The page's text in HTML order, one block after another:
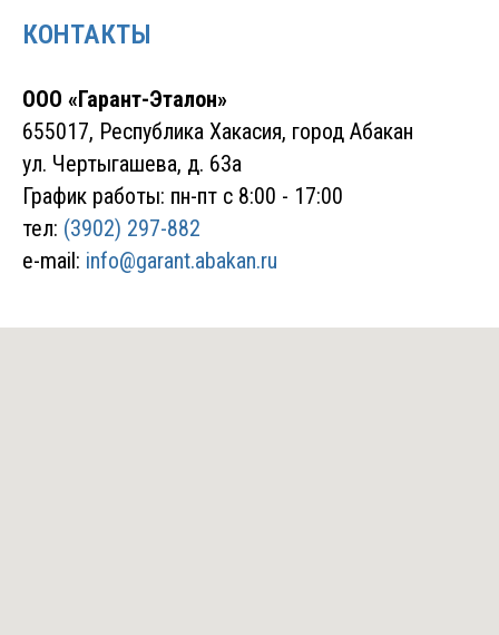
КОНТАКТЫ
ООО «Гарант-Эталон»
655017, Республика Хакасия, город Абакан
ул. Чертыгашева, д. 63а
График работы: пн-пт с 8:00 - 17:00
тел: (3902) 297-882
e-mail: info@garant.abakan.ru